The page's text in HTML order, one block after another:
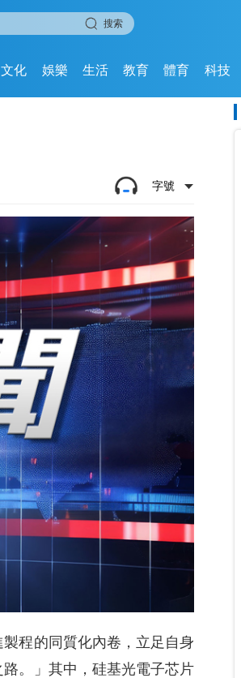
搜索
文化 娛樂 生活 教育 體育 科技
字號
程的同質化內卷，立足自身
。」其中，硅基光電子芯片